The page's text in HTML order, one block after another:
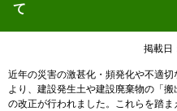
て
掲載日
近年の災害の激甚化・頻発化や不適
より、建設発生土や建設廃棄物の「
の改正が行われました。これらを踏